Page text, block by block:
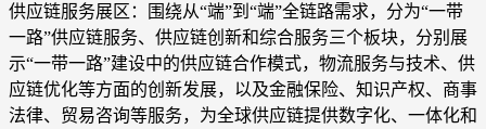
供应链服务展区：围绕从“端”到“端”全链路需求，分为“一带
一路”供应链服务、供应链创新和综合服务三个板块，分别展
示“一带一路”建设中的供应链合作模式，物流服务与技术、供
应链优化等方面的创新发展，以及金融保险、知识产权、商事
法律、贸易咨询等服务，为全球供应链提供数字化、一体化和